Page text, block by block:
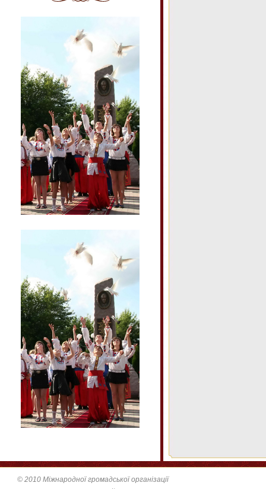
© 2010 Міжнародної громадської організації